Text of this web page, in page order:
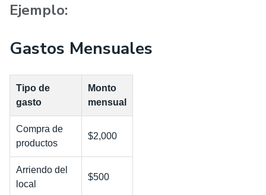
Ejemplo:
Gastos Mensuales
Tipo de
gasto
Monto
mensual
Compra de
productos
$2,000
Arriendo del
local
$500